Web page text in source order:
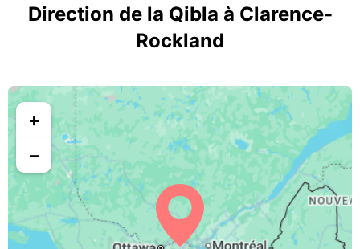
Direction de la Qibla à Clarence-
Rockland
+
−